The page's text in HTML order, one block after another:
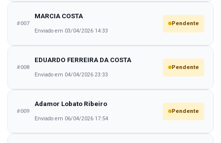
#007
MARCIA COSTA
Enviado em 03/04/2026 14:33
Pendente
#008
EDUARDO FERREIRA DA COSTA
Enviado em 04/04/2026 23:33
Pendente
#009
Adamor Lobato Ribeiro
Enviado em 06/04/2026 17:54
Pendente